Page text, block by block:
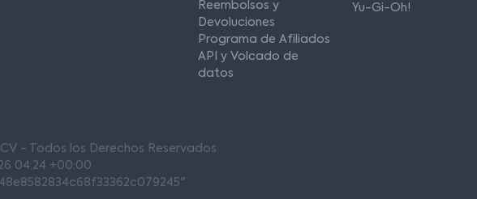
Reembolsos y
Devoluciones
Programa de Afiliados
API y Volcado de
datos
Yu-Gi-Oh!
- Todos los Derechos Reservados
04:24 +00:00